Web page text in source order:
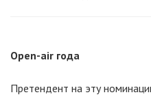
Open-air года
Претендент на эту